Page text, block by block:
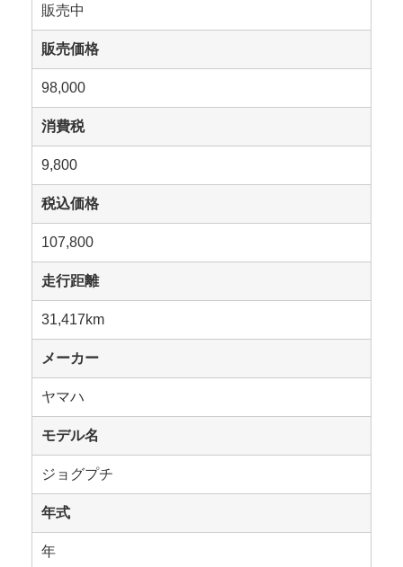
販売中
販売価格
98,000
消費税
9,800
税込価格
107,800
走行距離
31,417km
メーカー
ヤマハ
モデル名
ジョグプチ
年式
年